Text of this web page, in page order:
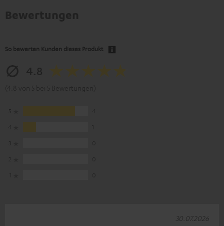
So bewerten Kunden dieses Produkt
30.07.2026